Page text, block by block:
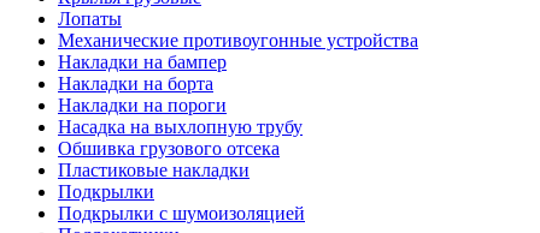
Лопаты
Механические противоугонные устройства
Накладки на бампер
Накладки на борта
Накладки на пороги
Насадка на выхлопную трубу
Обшивка грузового отсека
Пластиковые накладки
Подкрылки
Подкрылки с шумоизоляцией